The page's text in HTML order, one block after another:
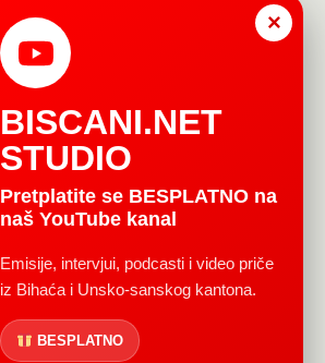
×
BISCANI.NET
STUDIO
Pretplatite se BESPLATNO na
naš YouTube kanal
Emisije, intervjui, podcasti i video priče
iz Bihaća i Unsko-sanskog kantona.
BESPLATNO